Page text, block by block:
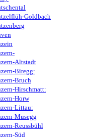
Goldbach
Altstadt
Biregg:
Bruch
Hirschmatt:
Horw
Littau:
Musegg
Reussbühl
Süd